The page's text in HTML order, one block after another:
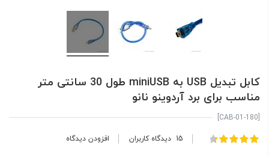
کابل تبدیل USB به miniUSB طول 30 سانتی متر
مناسب برای برد آردوینو نانو
امتیاز:
15 دیدگاه کاربران افزودن دیدگاه